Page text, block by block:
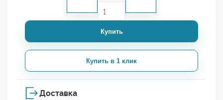
Купить
Купить в 1 клик
Доставка